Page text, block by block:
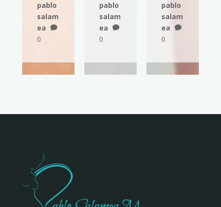
pablo
salam
ea

0
pablo
salam
ea

0
pablo
salam
ea

0